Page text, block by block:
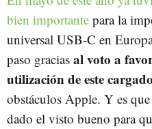
bien importante para la
universal USB-C en
paso gracias al voto a
utilización de este
obstáculos Apple. Y es
dado el visto bueno para